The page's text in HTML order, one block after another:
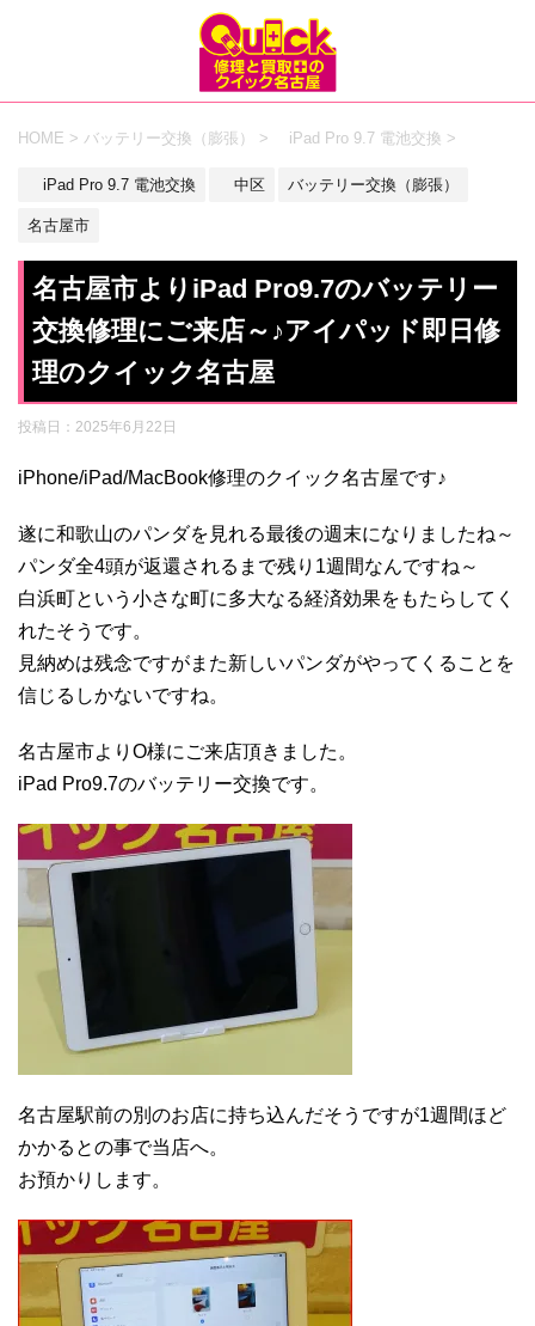
HOME > バッテリー交換（膨張） > iPad Pro 9.7 電池交換 >
iPad Pro 9.7 電池交換 中区 バッテリー交換（膨張）
名古屋市
名古屋市よりiPad Pro9.7のバッテリー
交換修理にご来店～♪アイパッド即日修
理のクイック名古屋
投稿日： 2025年6月22日
iPhone/iPad/MacBook修理のクイック名古屋です♪
遂に和歌山のパンダを見れる最後の週末になりましたね～
パンダ全4頭が返還されるまで残り1週間なんですね～
白浜町という小さな町に多大なる経済効果をもたらしてく
れたそうです。
見納めは残念ですがまた新しいパンダがやってくることを
信じるしかないですね。
名古屋市よりO様にご来店頂きました。
iPad Pro9.7のバッテリー交換です。
名古屋駅前の別のお店に持ち込んだそうですが1週間ほど
かかるとの事で当店へ。
お預かりします。